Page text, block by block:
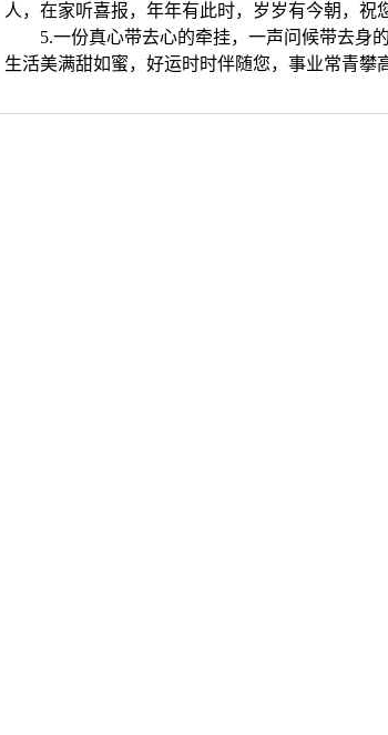
人，在家听喜报，年年有此时，岁岁有今朝，祝
5.一份真心带去心的牵挂，一声问候带去身
生活美满甜如蜜，好运时时伴随您，事业常青攀